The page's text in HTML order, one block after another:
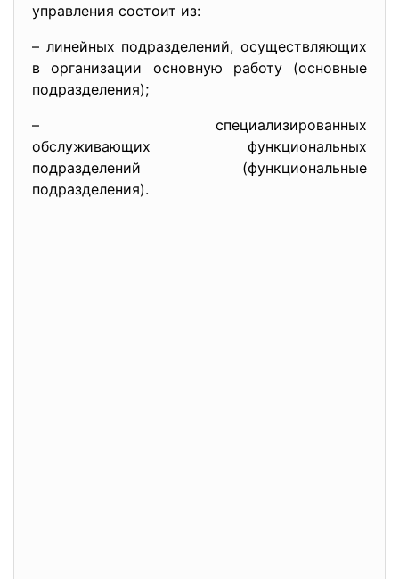
управления состоит из:
– линейных подразделений, осуществляющих
в организации основную работу (основные
подразделения);
– специализированных
обслуживающих функциональных
подразделений (функциональные
подразделения).